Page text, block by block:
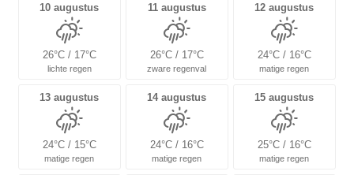
10 augustus
26°C / 17°C
lichte regen
11 augustus
26°C / 17°C
zware regenval
12 augustus
24°C / 16°C
matige regen
13 augustus
24°C / 15°C
matige regen
14 augustus
24°C / 16°C
matige regen
15 augustus
25°C / 16°C
matige regen